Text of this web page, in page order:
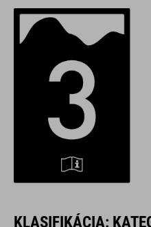
KLASIFIKÁCIA: